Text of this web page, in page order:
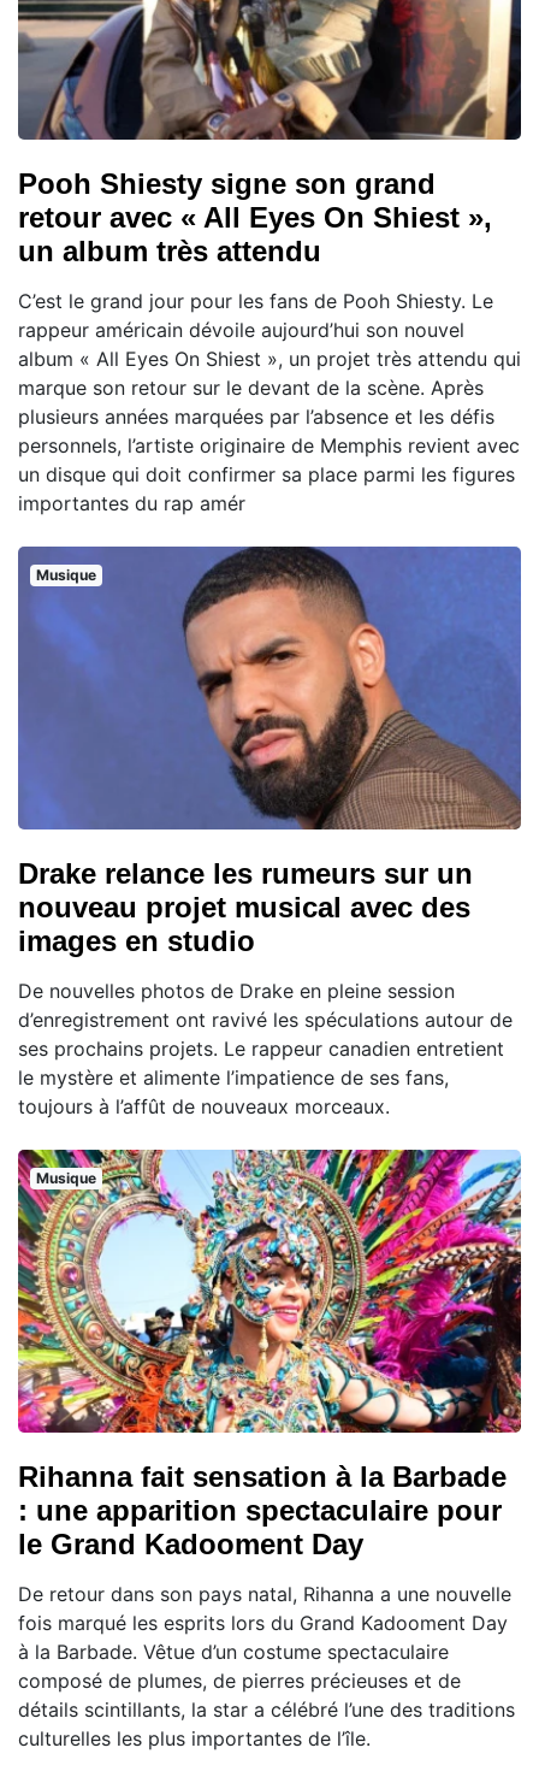
Pooh Shiesty signe son grand
retour avec « All Eyes On Shiest »,
un album très attendu
C’est le grand jour pour les fans de Pooh Shiesty. Le
rappeur américain dévoile aujourd’hui son nouvel
album « All Eyes On Shiest », un projet très attendu qui
marque son retour sur le devant de la scène. Après
plusieurs années marquées par l’absence et les défis
personnels, l’artiste originaire de Memphis revient avec
un disque qui doit confirmer sa place parmi les figures
importantes du rap amér
Musique
Drake relance les rumeurs sur un
nouveau projet musical avec des
images en studio
De nouvelles photos de Drake en pleine session
d’enregistrement ont ravivé les spéculations autour de
ses prochains projets. Le rappeur canadien entretient
le mystère et alimente l’impatience de ses fans,
toujours à l’affût de nouveaux morceaux.
Musique
Rihanna fait sensation à la Barbade
: une apparition spectaculaire pour
le Grand Kadooment Day
De retour dans son pays natal, Rihanna a une nouvelle
fois marqué les esprits lors du Grand Kadooment Day
à la Barbade. Vêtue d’un costume spectaculaire
composé de plumes, de pierres précieuses et de
détails scintillants, la star a célébré l’une des traditions
culturelles les plus importantes de l’île.